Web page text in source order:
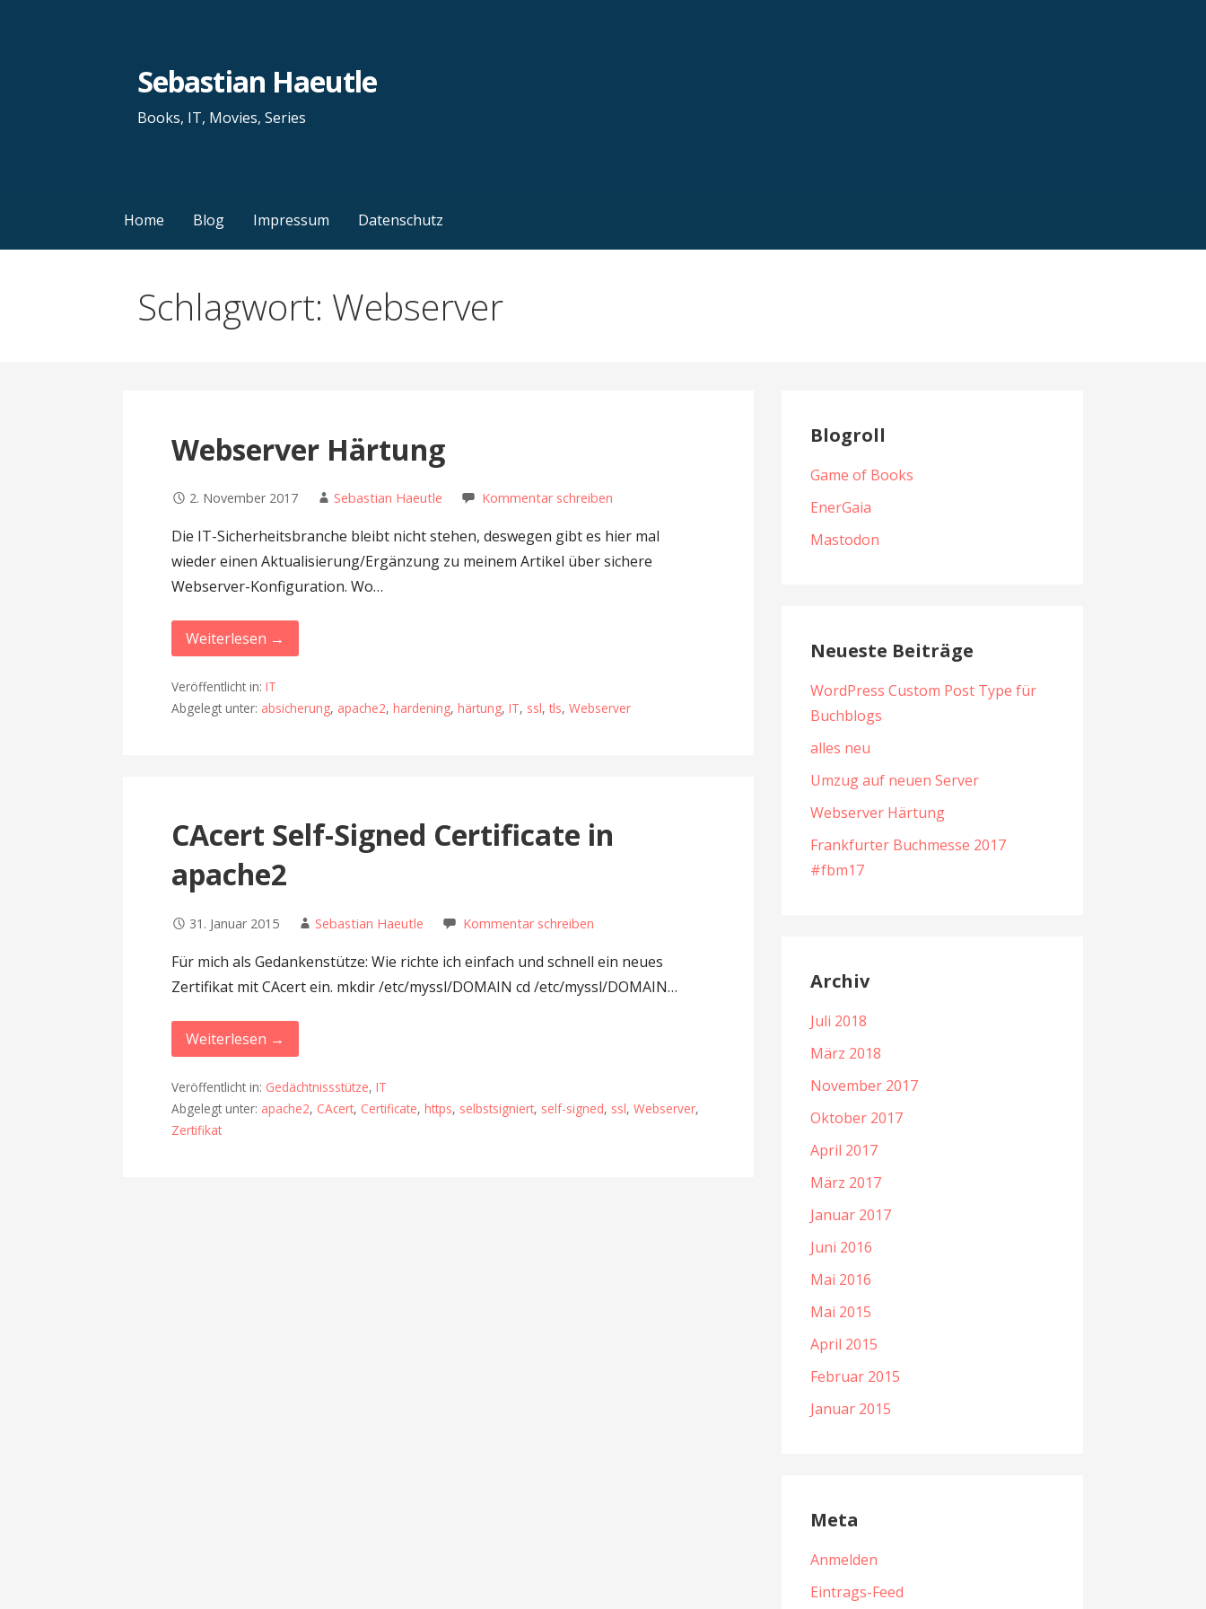
Sebastian Haeutle
Books, IT, Movies, Series
Home Blog Impressum Datenschutz
Schlagwort: Webserver
Webserver Härtung
2. November 2017 Sebastian Haeutle Kommentar schreiben
Die IT-Sicherheitsbranche bleibt nicht stehen, deswegen gibt es hier mal
wieder einen Aktualisierung/Ergänzung zu meinem Artikel über sichere
Webserver-Konfiguration. Wo…
Weiterlesen →
Veröffentlicht in:IT
Abgelegt unter: absicherung, apache2,hardening,härtung,IT, ssl,tls,Webserver
CAcert Self-Signed Certificate in
apache2
31. Januar 2015 Sebastian Haeutle Kommentar schreiben
Für mich als Gedankenstütze: Wie richte ich einfach und schnell ein neues
Zertifikat mit CAcert ein. mkdir /etc/myssl/DOMAIN cd /etc/myssl/DOMAIN…
Weiterlesen →
Veröffentlicht in: Gedächtnissstütze,IT
Abgelegt unter: apache2, CAcert, Certificate,https, selbstsigniert, self-signed, ssl,Webserver,
Zertifikat
Blogroll
Game of Books
EnerGaia
Mastodon
Neueste Beiträge
WordPress Custom Post Type für
Buchblogs
alles neu
Umzug auf neuen Server
Webserver Härtung
Frankfurter Buchmesse 2017
#fbm17
Archiv
Juli 2018
März 2018
November 2017
Oktober 2017
April 2017
März 2017
Januar 2017
Juni 2016
Mai 2016
Mai 2015
April 2015
Februar 2015
Januar 2015
Meta
Anmelden
Eintrags-Feed